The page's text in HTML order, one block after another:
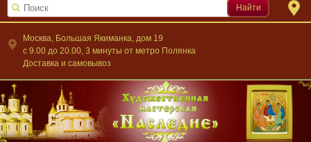
Москва, Большая Якиманка, дом 19
c 9.00 до 20.00, 3 минуты от метро Полянка
Доставка и самовывоз
Найти